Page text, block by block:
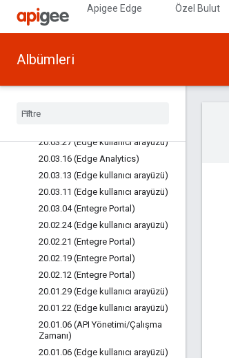
Apigee Edge Özel Bulut
Albümleri
20.04.06 (Çalışma zamanı, API
Yönetimi, Para Kazanma Yönetimi)
20.06.17 (Entegre Portal)
20.03.27 (Edge kullanıcı arayüzü)
20.03.16 (Edge Analytics)
20.03.13 (Edge kullanıcı arayüzü)
20.03.11 (Edge kullanıcı arayüzü)
20.03.04 (Entegre Portal)
20.02.24 (Edge kullanıcı arayüzü)
20.02.21 (Entegre Portal)
20.02.19 (Entegre Portal)
20.02.12 (Entegre Portal)
20.01 .29 (Edge kullanıcı arayüzü)
20.01 .22 (Edge kullanıcı arayüzü)
20.01 .06 (API Yönetimi/Çalışma
Zamanı)
20.01 .06 (Edge kullanıcı arayüzü)